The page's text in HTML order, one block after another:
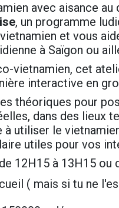
avec aisance
, un programme
et vous
à Saïgon ou
vietnamien, cet
interactive en
théoriques pour
dans des lieux
à utiliser le
utiles pour vos
12H15 à 13H15 ou
( mais si tu ne